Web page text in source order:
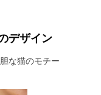
デザイン
な猫のモチー